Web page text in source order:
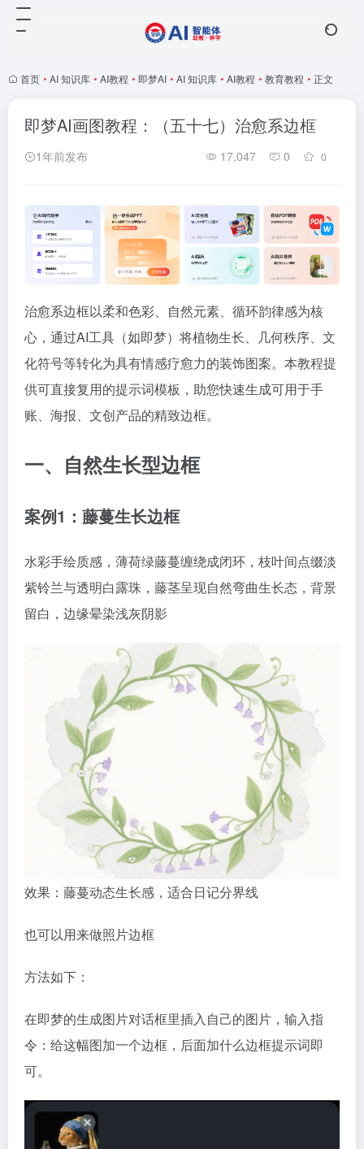
首页 • AI 知识库 • AI教程 • 即梦AI • AI 知识库 • AI教程 • 教育教程 • 正文
即梦AI画图教程：（五十七）治愈系边框
1年前发布 17,047 0 0
治愈系边框以柔和色彩、自然元素、循环韵律感为核
心，通过AI工具（如即梦）将植物生长、几何秩序、文
化符号等转化为具有情感疗愈力的装饰图案。本教程提
供可直接复用的提示词模板，助您快速生成可用于手
账、海报、文创产品的精致边框。
一、自然生长型边框
案例1：藤蔓生长边框
水彩手绘质感，薄荷绿藤蔓缠绕成闭环，枝叶间点缀淡
紫铃兰与透明白露珠，藤茎呈现自然弯曲生长态，背景
留白，边缘晕染浅灰阴影
效果：藤蔓动态生长感，适合日记分界线
也可以用来做照片边框
方法如下：
在即梦的生成图片对话框里插入自己的图片，输入指
令：给这幅图加一个边框，后面加什么边框提示词即
可。